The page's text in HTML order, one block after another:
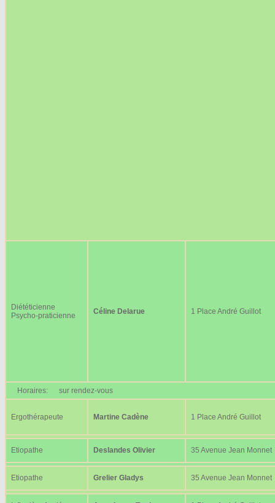
Diététicienne
Psycho-praticienne
Céline Delarue 1 Place André Guillot
Horaires: sur rendez-vous
Ergothérapeute Martine Cadène 1 Place André Guillot
Etiopathe Deslandes Olivier 35 Avenue Jean Monnet
Etiopathe Grelier Gladys 35 Avenue Jean Monnet